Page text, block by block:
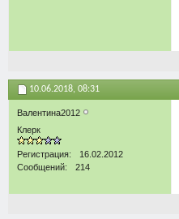
10.06.2018, 08:31
Валентина2012
Клерк
Регистрация
16.02.2012
Сообщений
214